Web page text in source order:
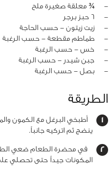
‏-
¾ معلقة صغيرة ملح
‏-
6 حبز برجر
‏-
زيت زيتون - حسب الحاجة
‏-
طماطم مقطعة - حسب الرغبة
‏-
خس - حسب الرغبة
‏-
جبن شيدر - حسب الرغبة
‏-
بصل - حسب الرغبة
الطريقة
أطبخي البرغل مع الكمون
ينضج ثم اتركيه جانباً.
في محضرة الطعام ضعي
المكونات جيداً حتى تحصلي